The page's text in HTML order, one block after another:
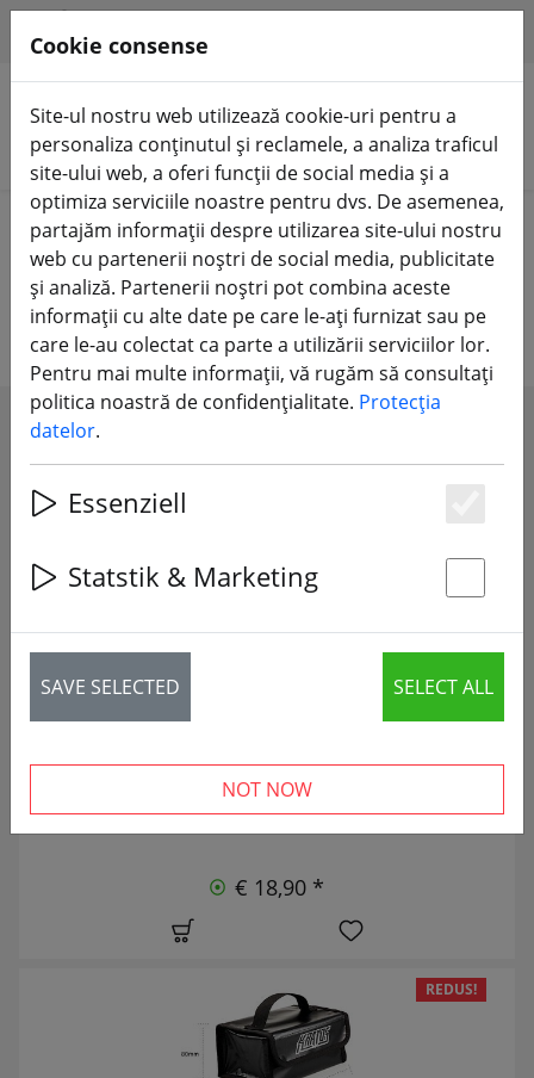
Căutare produse
Home Accesorii Genți și rucsacuri
Genți și rucsacuri
20 articles
€ 18,90 *
REDUS!
Cookie consense
Site-ul nostru web utilizează cookie-uri pentru a
personaliza conținutul și reclamele, a analiza traficul
site-ului web, a oferi funcții de social media și a
optimiza serviciile noastre pentru dvs. De asemenea,
partajăm informații despre utilizarea site-ului nostru
web cu partenerii noștri de social media, publicitate
și analiză. Partenerii noștri pot combina aceste
informații cu alte date pe care le-ați furnizat sau pe
care le-au colectat ca parte a utilizării serviciilor lor.
Pentru mai multe informații, vă rugăm să consultați
politica noastră de confidențialitate. Protecția
datelor.
Essenziell
Statstik & Marketing
SAVE SELECTED SELECT ALL
NOT NOW